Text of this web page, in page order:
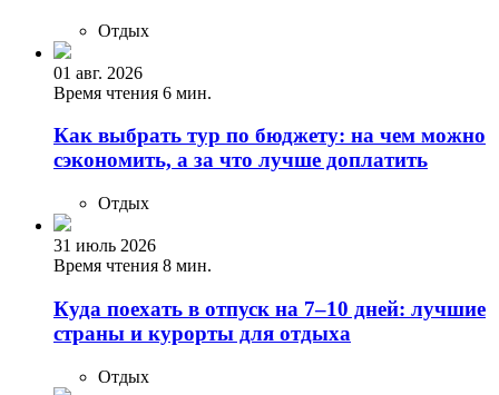
Отдых
01 авг. 2026
Время чтения 6 мин.
Как выбрать тур по бюджету: на чем можно
сэкономить, а за что лучше доплатить
Отдых
31 июль 2026
Время чтения 8 мин.
Куда поехать в отпуск на 7–10 дней: лучшие
страны и курорты для отдыха
Отдых